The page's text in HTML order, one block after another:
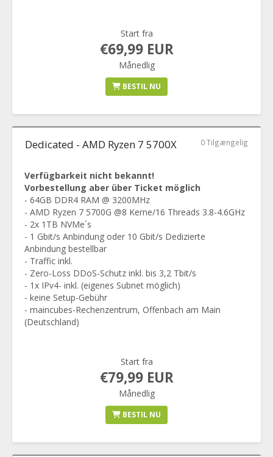
Start fra
€69,99 EUR
Månedlig
BESTIL NU
Dedicated - AMD Ryzen 7 5700X 0 Tilgængelig
Verfügbarkeit nicht bekannt!
Vorbestellung aber über Ticket möglich
- 64GB DDR4 RAM @ 3200MHz
- AMD Ryzen 7 5700G @8 Kerne/16 Threads 3.8-4.6GHz
- 2x 1TB NVMe´s
- 1 Gbit/s Anbindung oder 10 Gbit/s Dedizierte
Anbindung bestellbar
- Traffic inkl.
- Zero-Loss DDoS-Schutz inkl. bis 3,2 Tbit/s
- 1x IPv4- inkl. (eigenes Subnet möglich)
- keine Setup-Gebühr
- maincubes-Rechenzentrum, Offenbach am Main
(Deutschland)
Start fra
€79,99 EUR
Månedlig
BESTIL NU